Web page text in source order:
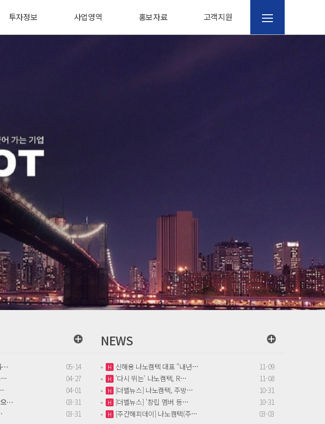
투자정보 사업영역 홍보자료 고객지원
… 05-14
… 04-27
04-01
으… 03-31
03-31
NEWS
H 신해용 나노캠텍 대표 "내년… 11-09
H '다시 뛰는' 나노캠텍, R… 11-08
H [더벨뉴스] 나노캠텍, 주방… 10-31
H [더벨뉴스] '창립 멤버 등… 10-31
H [주간해피데이] 나노캠텍(주… 03-03